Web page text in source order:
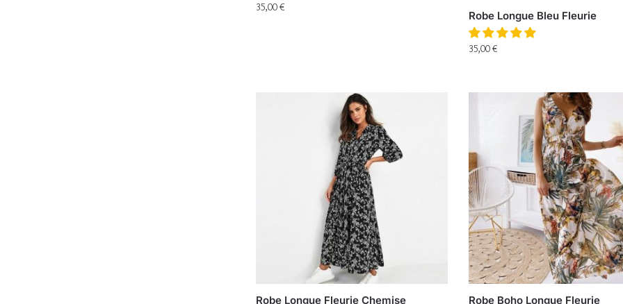
35,00€
Robe Longue Bleu Fleurie
35,00€
Robe Longue Fleurie Chemise Robe Boho Longue Fleurie